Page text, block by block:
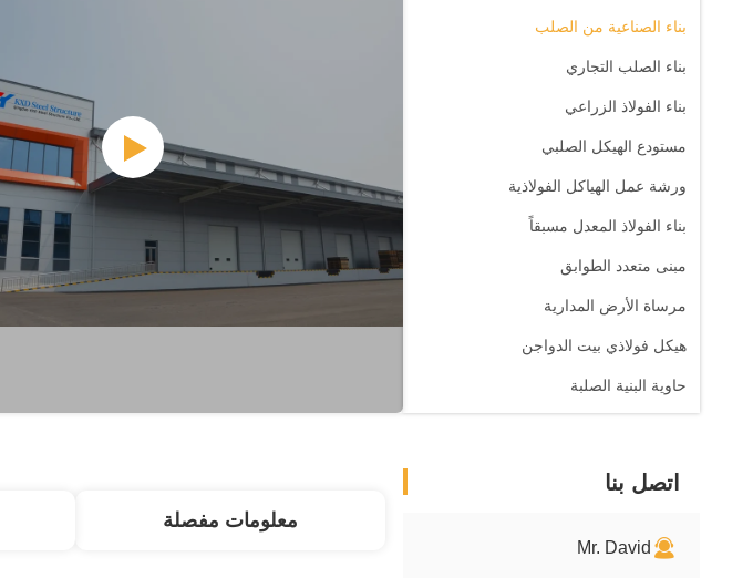
بناء الصناعية من الصلب
بناء الصلب التجاري
بناء الفولاذ الزراعي
مستودع الهيكل الصلبي
ورشة عمل الهياكل الفولاذية
بناء الفولاذ المعدل مسبقاً
مبنى متعدد الطوابق
مرساة الأرض المدارية
هيكل فولاذي بيت الدواجن
حاوية البنية الصلبة
اتصل بنا
Mr. David
معلومات مفصلة